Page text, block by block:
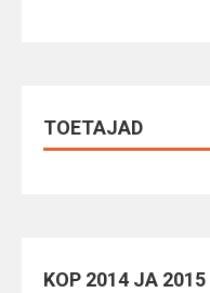
TOETAJAD
KOP 2014 JA 2015